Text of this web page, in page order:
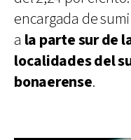
encargada de
a la parte sur de
localidades del
bonaerense.